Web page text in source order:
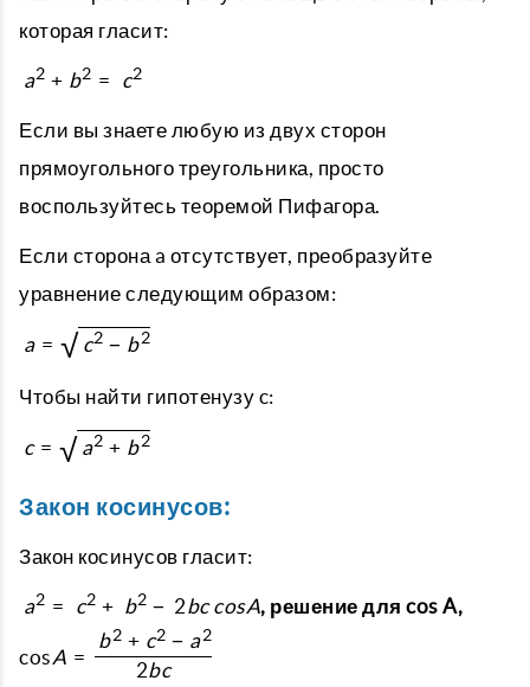
которая гласит:
a2 + b2 = c2
Если вы знаете любую из двух сторон
прямоугольного треугольника, просто
воспользуйтесь теоремой Пифагора.
Если сторона a отсутствует, преобразуйте
уравнение следующим образом:
a = √ c2 − b2
Чтобы найти гипотенузу c:
c = √ a2 + b2
Закон косинусов:
Закон косинусов гласит:
a2 = c2 + b2 − 2 bc cosA, решение для cos A,
cosA =
b2 + c2 − a2
2bc